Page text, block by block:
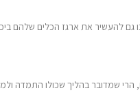
להעשיר את ארגז הכלים שלהם
הרי שמדובר בהליך שכולו